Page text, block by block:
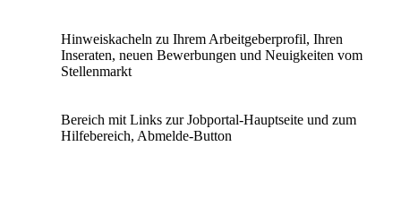
Hinweiskacheln zu Ihrem Arbeitgeberprofil, Ihren
Inseraten, neuen Bewerbungen und Neuigkeiten vom
Stellenmarkt
Bereich mit Links zur Jobportal-Hauptseite und zum
Hilfebereich, Abmelde-Button